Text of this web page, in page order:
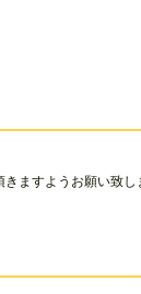
きますようお願い致